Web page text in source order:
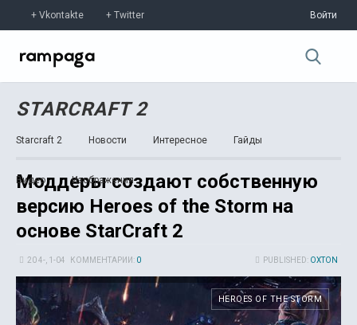
Vkontakte Twitter Войти
STARCRAFT 2
Starcraft 2 Новости Интересное Гайды
Видео Изображения
Моддеры создают собственную
версию Heroes of the Storm на
основе StarCraft 2
PUBLISHED: OXTON
20 4-, 1-04 КОММЕНТАРИИ: 0
HEROES OF THE STORM